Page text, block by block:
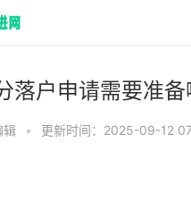
落户申请需要准
辑 • 更新时间：2025-09-12